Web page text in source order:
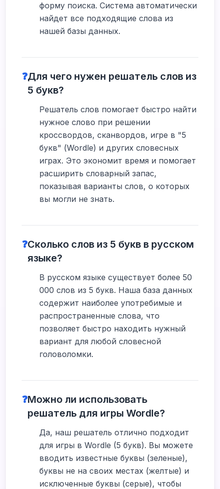
форму поиска. Система автоматически
найдет все подходящие слова из
нашей базы данных.
❓Для чего нужен решатель слов из
5 букв?
Решатель слов помогает быстро найти
нужное слово при решении
кроссвордов, сканвордов, игре в "5
букв" (Wordle) и других словесных
играх. Это экономит время и помогает
расширить словарный запас,
показывая варианты слов, о которых
вы могли не знать.
❓Сколько слов из 5 букв в русском
языке?
В русском языке существует более 50
000 слов из 5 букв. Наша база данных
содержит наиболее употребимые и
распространенные слова, что
позволяет быстро находить нужный
вариант для любой словесной
головоломки.
❓Можно ли использовать
решатель для игры Wordle?
Да, наш решатель отлично подходит
для игры в Wordle (5 букв). Вы можете
вводить известные буквы (зеленые),
буквы не на своих местах (желтые) и
исключенные буквы (серые), чтобы